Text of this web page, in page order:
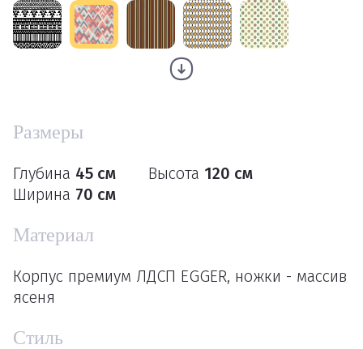
Размеры
Глубина 45 см Высота 120 см
Ширина 70 см
Материал
Корпус премиум ЛДСП EGGER, ножки - массив
ясеня
Стиль